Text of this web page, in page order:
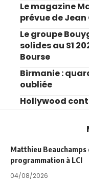
Le magazine
prévue de
Le groupe
solides au S1
Bourse
Birmanie :
oubliée
Hollywood
Matthieu
programmation à LCI
04/08/2026